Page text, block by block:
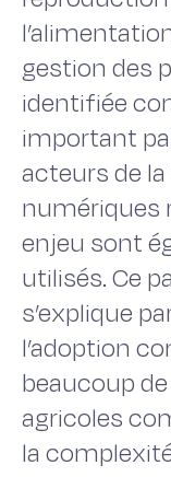
gestion des
identifiée
important
acteurs de
numériques
enjeu sont
utilisés. Ce
s’explique
l’adoption
beaucoup
agricoles
la